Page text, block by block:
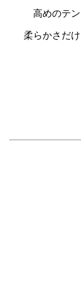
高めのテ
柔らかさだ